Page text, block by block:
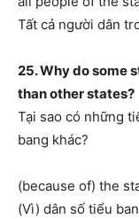
Tất cả người dân
25. Why do some
than other states?
Tại sao có những
bang khác?
(because of) the
(Vì) dân số tiểu